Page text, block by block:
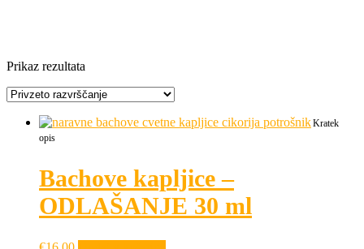
Prikaz rezultata
Kratek
opis
Bachove kapljice –
ODLAŠANJE 30 ml